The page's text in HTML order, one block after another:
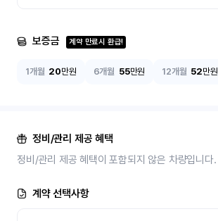
보증금 계약 만료시 환급!
1개월 20만원 6개월 55만원 12개월 52만원
정비/관리 제공 혜택
정비/관리 제공 혜택이 포함되지 않은 차량입니다.
계약 선택사항